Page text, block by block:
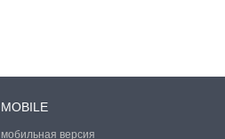
MOBILE
мобильная версия